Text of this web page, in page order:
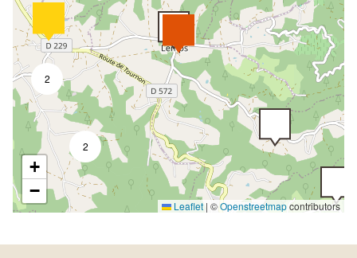
2
2
+
−
Leaflet | ©Openstreetmapcontributors